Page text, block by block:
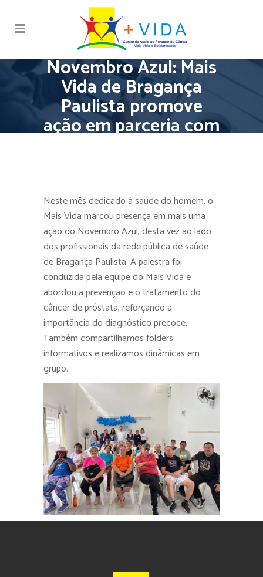
Novembro Azul: Mais
Vida de Bragança
Paulista promove
ação em parceria com
Neste mês dedicado à saúde do homem, o
Mais Vida marcou presença em mais uma
ação do Novembro Azul, desta vez ao lado
dos profissionais da rede pública de saúde
de Bragança Paulista. A palestra foi
conduzida pela equipe do Mais Vida e
abordou a prevenção e o tratamento do
câncer de próstata, reforçando a
importância do diagnóstico precoce.
Também compartilhamos folders
informativos e realizamos dinâmicas em
grupo.